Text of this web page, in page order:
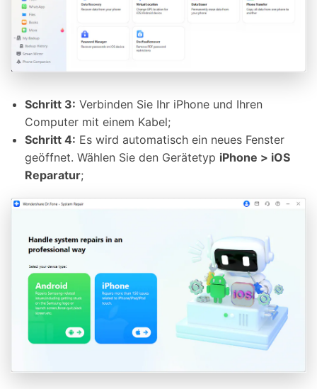
Schritt 3: Verbinden Sie Ihr iPhone und Ihren
Computer mit einem Kabel;
Schritt 4: Es wird automatisch ein neues Fenster
geöffnet. Wählen Sie den Gerätetyp iPhone > iOS
Reparatur;